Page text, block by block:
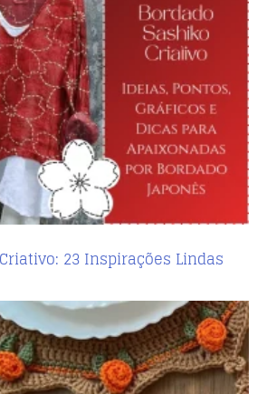
23 Inspirações Lindas